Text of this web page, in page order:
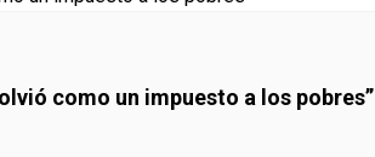
como un impuesto a los pobres”